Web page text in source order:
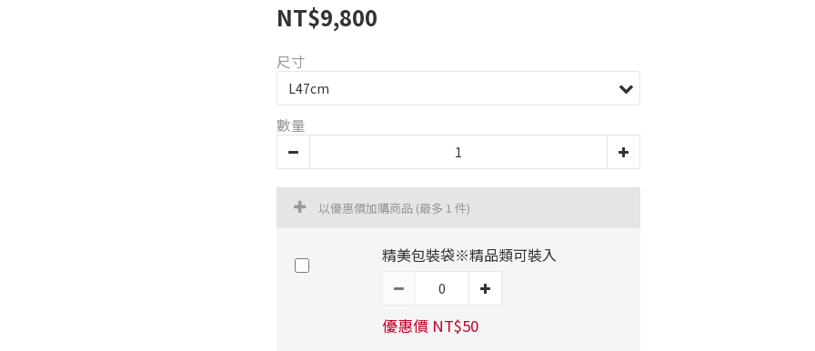
NT$9,800
尺寸
數量
以優惠價加購商品 (最多 1 件)
精美包裝袋※精品類可裝入
優惠價 NT$50